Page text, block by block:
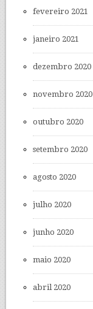
fevereiro 2021
janeiro 2021
dezembro 2020
novembro 2020
outubro 2020
setembro 2020
agosto 2020
julho 2020
junho 2020
maio 2020
abril 2020